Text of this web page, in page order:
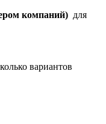
компаний) для
вариантов